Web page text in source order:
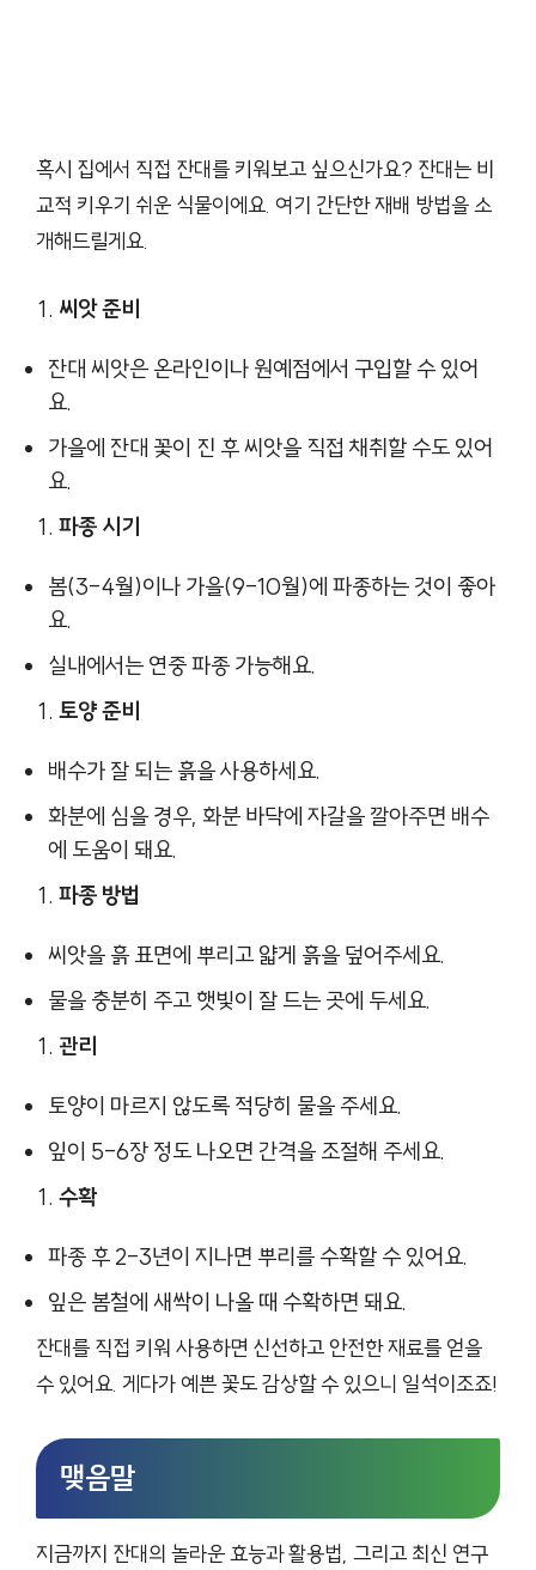
혹시 집에서 직접 잔대를 키워보고 싶으신가요? 잔대는 비
교적 키우기 쉬운 식물이에요. 여기 간단한 재배 방법을 소
개해드릴게요.
씨앗 준비
잔대 씨앗은 온라인이나 원예점에서 구입할 수 있어
요.
가을에 잔대 꽃이 진 후 씨앗을 직접 채취할 수도 있어
요.
파종 시기
봄(3-4월)이나 가을(9-10월)에 파종하는 것이 좋아
요.
실내에서는 연중 파종 가능해요.
토양 준비
배수가 잘 되는 흙을 사용하세요.
화분에 심을 경우, 화분 바닥에 자갈을 깔아주면 배수
에 도움이 돼요.
파종 방법
씨앗을 흙 표면에 뿌리고 얇게 흙을 덮어주세요.
물을 충분히 주고 햇빛이 잘 드는 곳에 두세요.
관리
토양이 마르지 않도록 적당히 물을 주세요.
잎이 5-6장 정도 나오면 간격을 조절해 주세요.
수확
파종 후 2-3년이 지나면 뿌리를 수확할 수 있어요.
잎은 봄철에 새싹이 나올 때 수확하면 돼요.
잔대를 직접 키워 사용하면 신선하고 안전한 재료를 얻을
수 있어요. 게다가 예쁜 꽃도 감상할 수 있으니 일석이조죠!
맺음말
지금까지 잔대의 놀라운 효능과 활용법, 그리고 최신 연구